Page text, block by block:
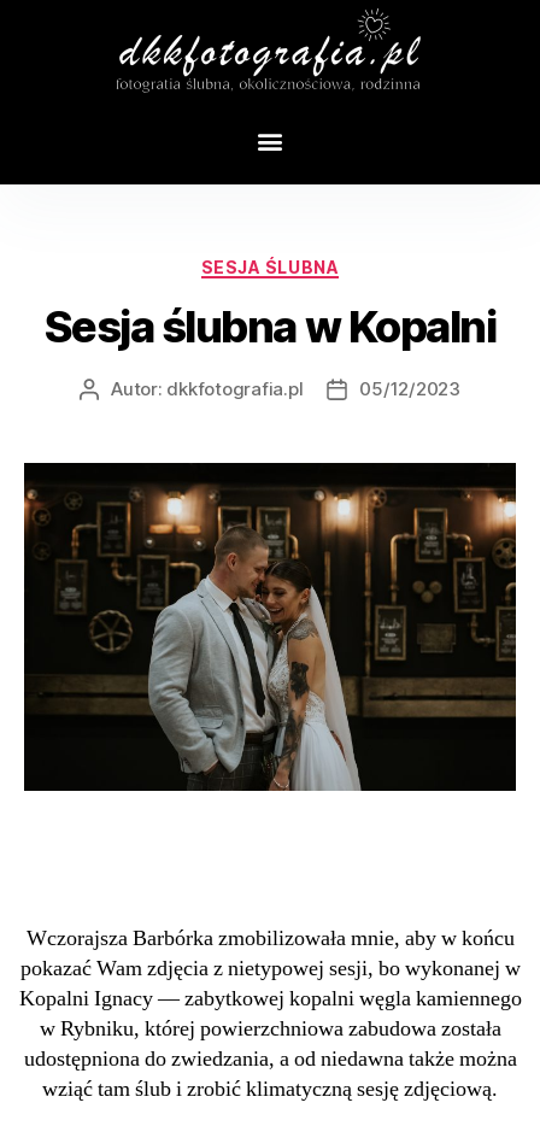
SESJA ŚLUBNA
Sesja ślubna w Kopalni
Autor: dkkfotografia.pl 05/12/2023
Wczorajsza Barbórka zmobilizowała mnie, aby w końcu
pokazać Wam zdjęcia z nietypowej sesji, bo wykonanej w
Kopalni Ignacy — zabytkowej kopalni węgla kamiennego
w Rybniku, której powierzchniowa zabudowa została
udostępniona do zwiedzania, a od niedawna także można
wziąć tam ślub i zrobić klimatyczną sesję zdjęciową.